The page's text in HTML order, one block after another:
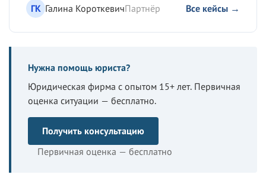
ГК Галина КороткевичПартнёр Все кейсы →
Нужна помощь юриста?
Юридическая фирма с опытом 15+ лет. Первичная
оценка ситуации — бесплатно.
Получить консультацию
Первичная оценка — бесплатно